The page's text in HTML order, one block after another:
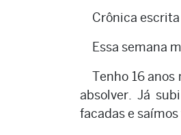
Crônica
Essa semana
Tenho 16
absolver. Já
facadas e